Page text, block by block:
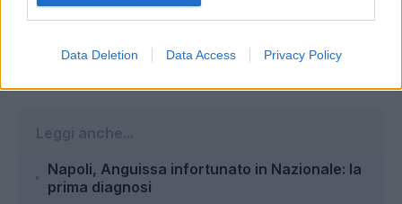
Data Deletion Data Access Privacy Policy
Redazione Fantacalcio.it
Leggi anche...
Napoli, Anguissa infortunato in Nazionale: la
prima diagnosi